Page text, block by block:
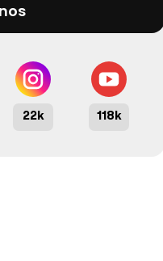
22k 118k